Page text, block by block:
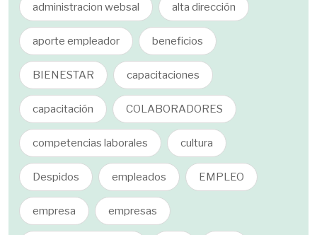
administracion websal alta dirección
aporte empleador beneficios
BIENESTAR capacitaciones
capacitación COLABORADORES
competencias laborales cultura
Despidos empleados EMPLEO
empresa empresas